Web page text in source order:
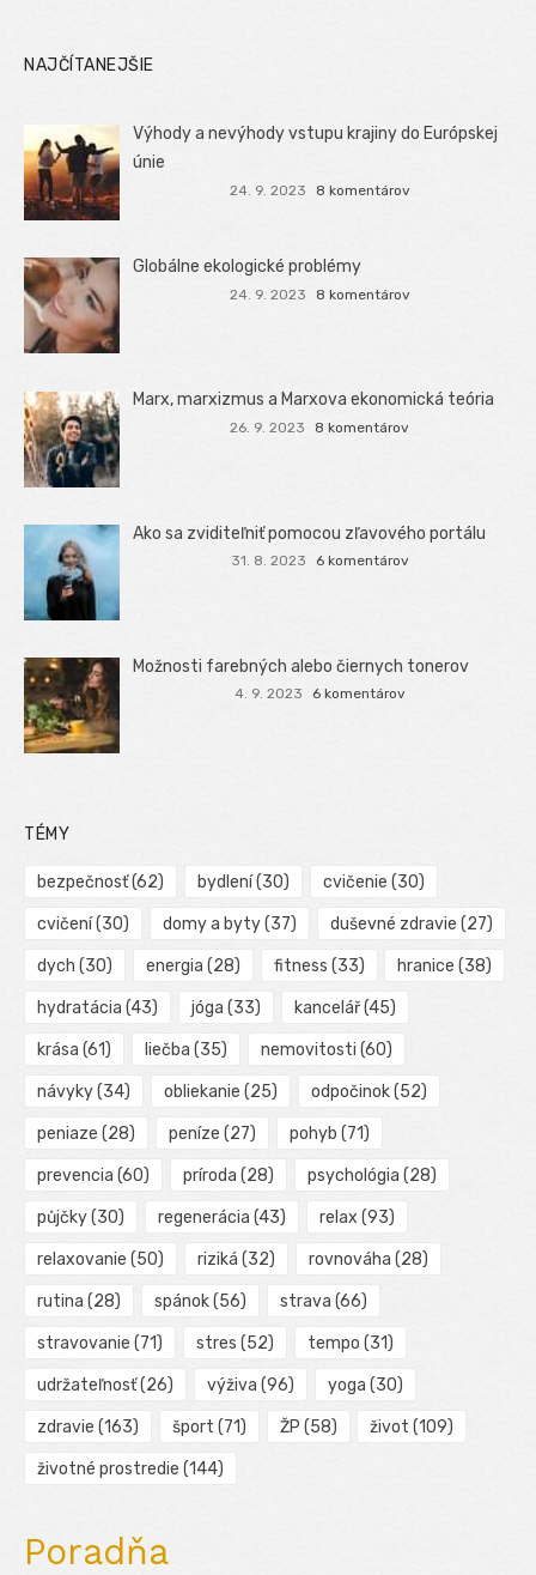
NAJČÍTANEJŠIE
Výhody a nevýhody vstupu krajiny do Európskej
únie
24. 9. 2023 8 komentárov
Globálne ekologické problémy
24. 9. 2023 8 komentárov
Marx, marxizmus a Marxova ekonomická teória
26. 9. 2023 8 komentárov
Ako sa zviditeľniť pomocou zľavového portálu
31. 8. 2023 6 komentárov
Možnosti farebných alebo čiernych tonerov
4. 9. 2023 6 komentárov
TÉMY
bezpečnosť(62) bydlení(30) cvičenie (30)
cvičení(30) domy a byty(37) duševné zdravie (27)
dych (30) energia (28) fitness (33) hranice (38)
hydratácia (43) jóga (33) kancelář(45)
krása (61) liečba (35) nemovitosti (60)
návyky(34) obliekanie (25) odpočinok(52)
peniaze (28) peníze (27) pohyb (71)
prevencia (60) príroda (28) psychológia (28)
půjčky(30) regenerácia (43) relax (93)
relaxovanie (50) riziká (32) rovnováha (28)
rutina (28) spánok(56) strava (66)
stravovanie (71) stres (52) tempo (31)
udržateľnosť(26) výživa (96) yoga (30)
zdravie (163) šport (71) ŽP (58) život (109)
životné prostredie (144)
Poradňa